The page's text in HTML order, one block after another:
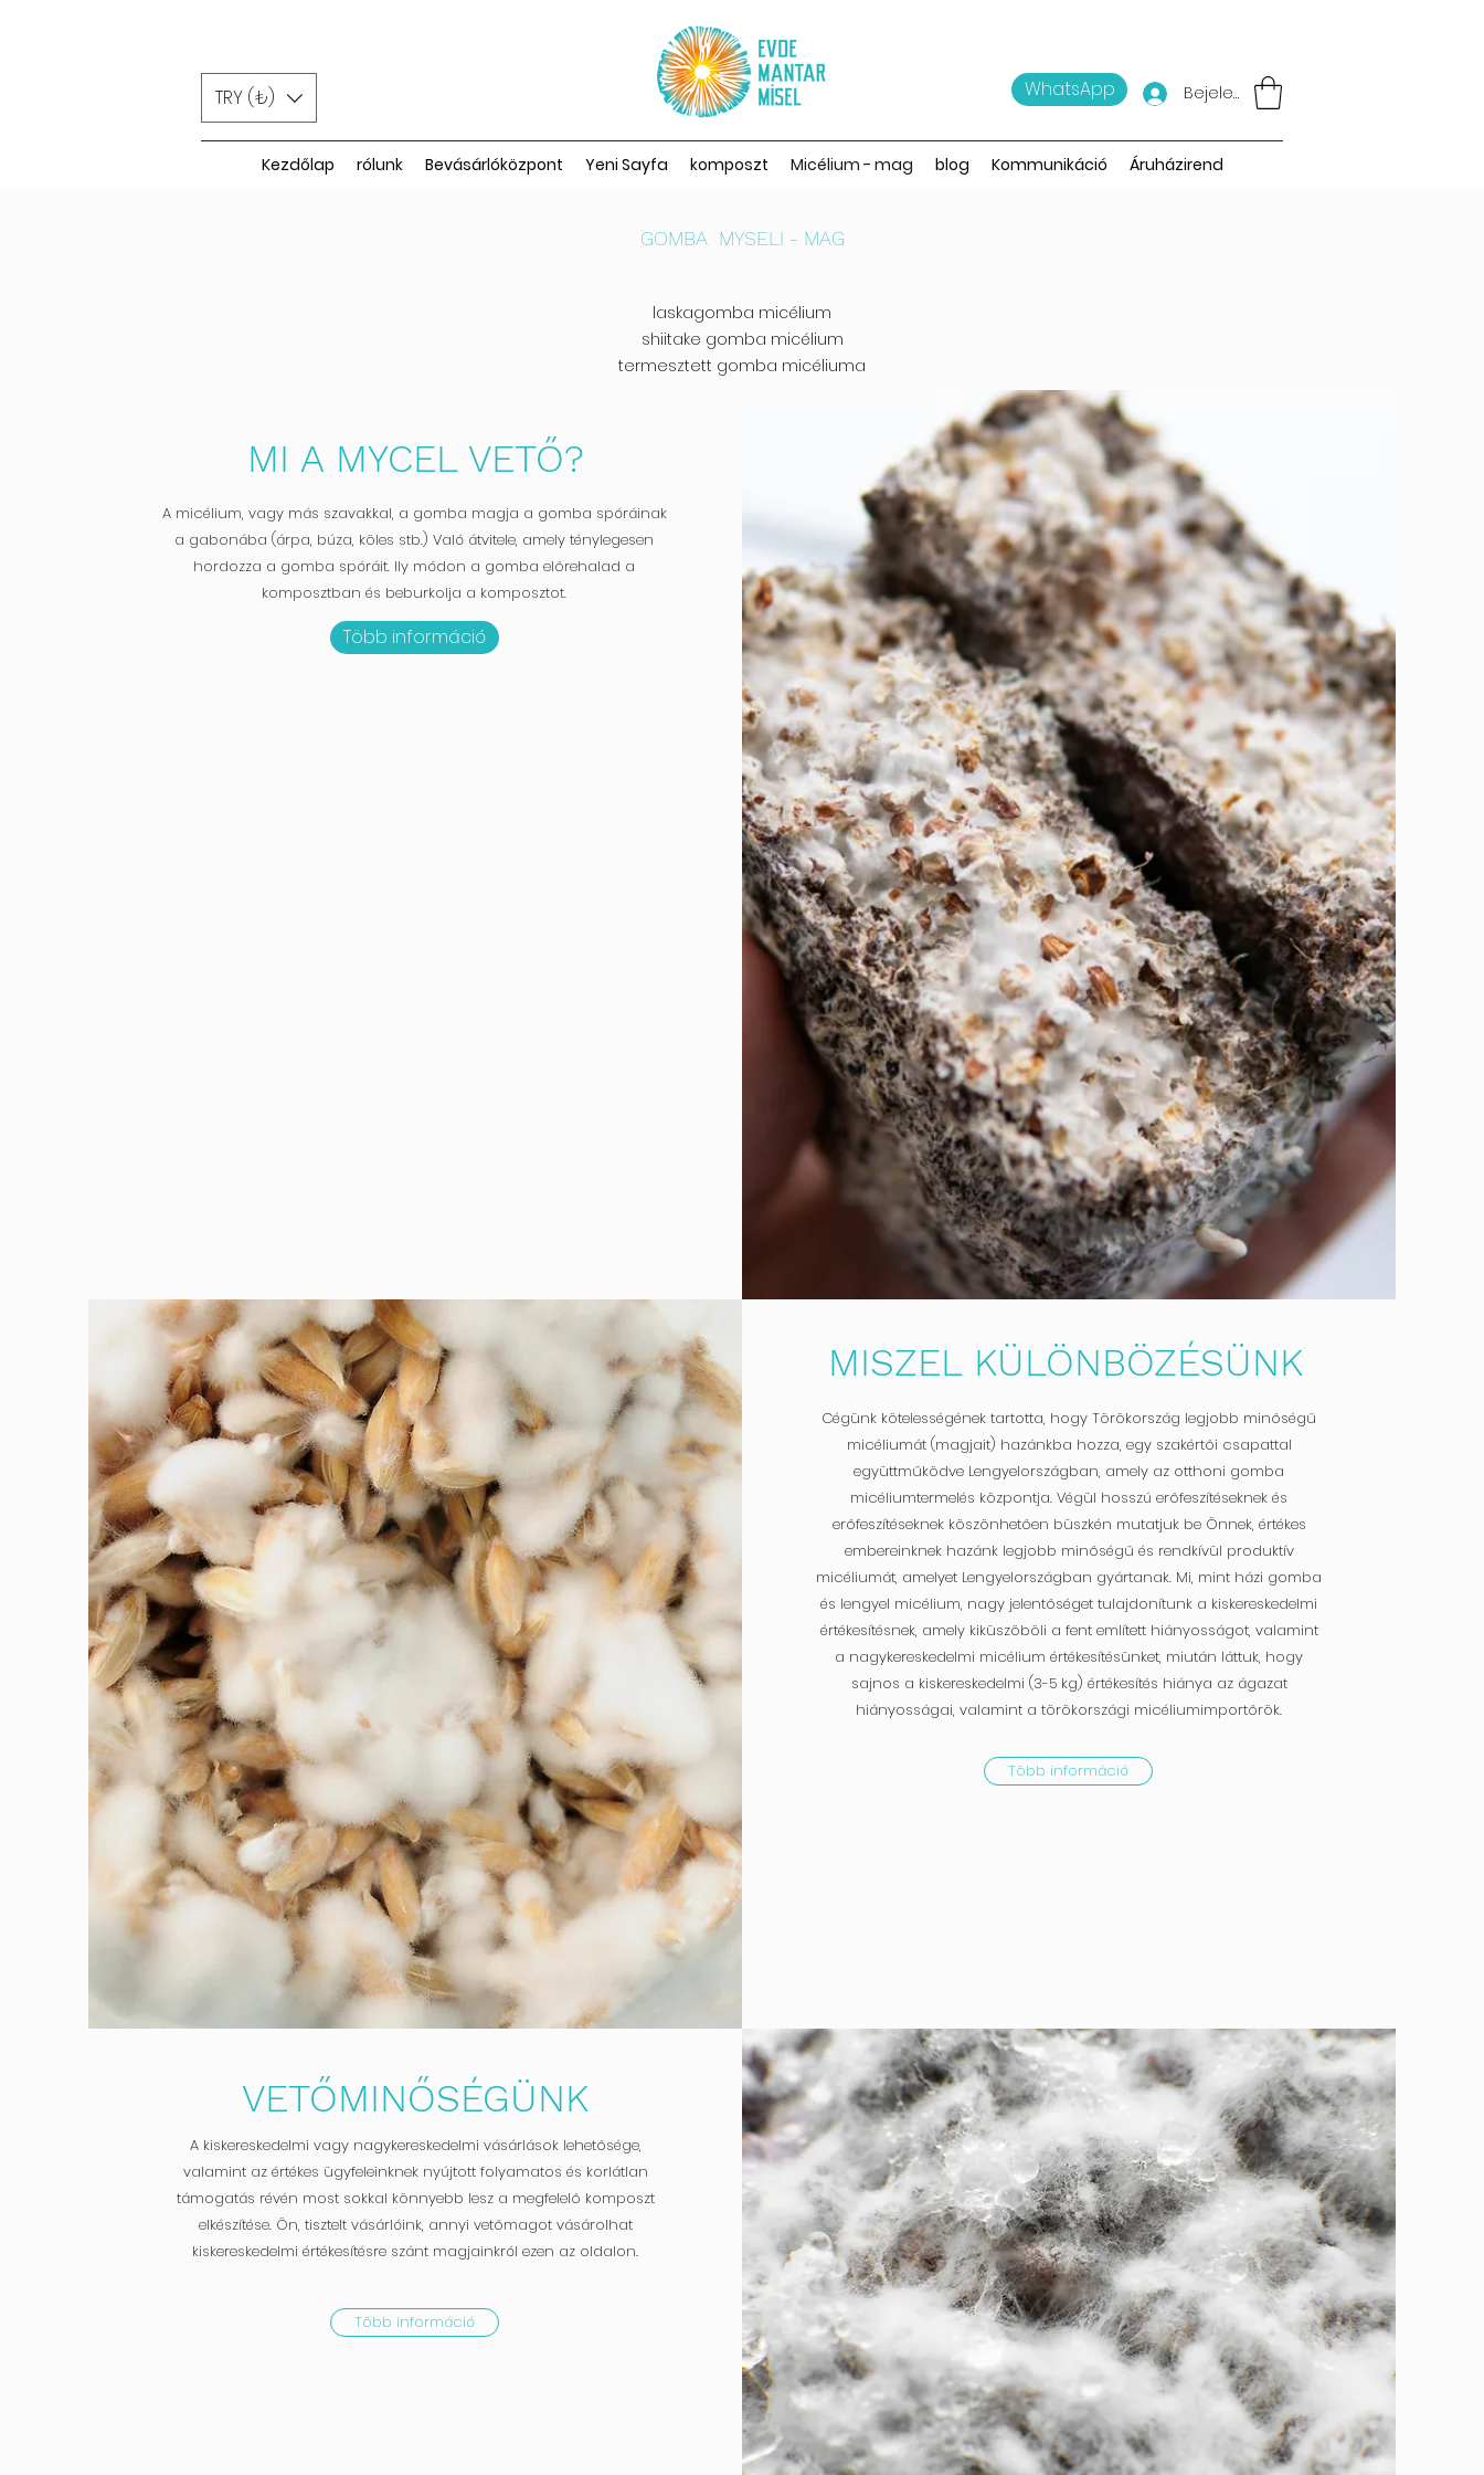
TRY (₺) WhatsApp Bejelentkezés
Kezdőlap rólunk Bevásárlóközpont Yeni Sayfa komposzt Micélium - mag blog Kommunikáció Áruházirend
GOMBA MYSELI - MAG
laskagomba micélium
shiitake gomba micélium
termesztett gomba micéliuma
MI A MYCEL VETŐ?
A micélium, vagy más szavakkal, a gomba magja a gomba spóráinak
a gabonába (árpa, búza, köles stb.) Való átvitele, amely ténylegesen
hordozza a gomba spóráit. Ily módon a gomba előrehalad a
komposztban és beburkolja a komposztot.
Több információ
MISZEL KÜLÖNBÖZÉSÜNK
Cégünk kötelességének tartotta, hogy Törökország legjobb minőségű
micéliumát (magjait) hazánkba hozza, egy szakértői csapattal
együttműködve Lengyelországban, amely az otthoni gomba
micéliumtermelés központja. Végül hosszú erőfeszítéseknek és
erőfeszítéseknek köszönhetően büszkén mutatjuk be Önnek, értékes
embereinknek hazánk legjobb minőségű és rendkívül produktív
micéliumát, amelyet Lengyelországban gyártanak. Mi, mint házi gomba
és lengyel micélium, nagy jelentőséget tulajdonítunk a kiskereskedelmi
értékesítésnek, amely kiküszöböli a fent említett hiányosságot, valamint
a nagykereskedelmi micélium értékesítésünket, miután láttuk, hogy
sajnos a kiskereskedelmi (3-5 kg) értékesítés hiánya az ágazat
hiányosságai, valamint a törökországi micéliumimportőrök.
Több információ
VETŐMINŐSÉGÜNK
A kiskereskedelmi vagy nagykereskedelmi vásárlások lehetősége,
valamint az értékes ügyfeleinknek nyújtott folyamatos és korlátlan
támogatás révén most sokkal könnyebb lesz a megfelelő komposzt
elkészítése. Ön, tisztelt vásárlóink, annyi vetőmagot vásárolhat
kiskereskedelmi értékesítésre szánt magjainkról ezen az oldalon.
Több információ